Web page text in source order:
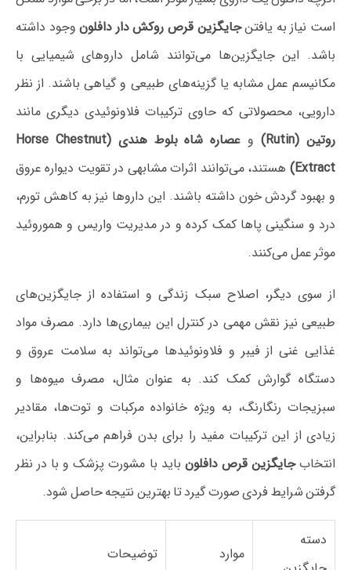
است نیاز به یافتنجایگزین قرص روکش دار دافلونوجود داشته
باشد. این جایگزین‌ها می‌توانند شامل داروهای شیمیایی با
مکانیسم عمل مشابه یا گزینه‌های طبیعی و گیاهی باشند. از نظر
دارویی، محصولاتی که حاوی ترکیبات فلاونوئیدی دیگری مانند
روتین (Rutin)
و
عصاره شاه بلوط هندی (Horse Chestnut
Extract) هستند، می‌توانند اثرات مشابهی در تقویت دیواره عروق
و بهبود گردش خون داشته باشند. این داروها نیز به کاهش تورم،
درد و سنگینی پاها کمک کرده و در مدیریت واریس و هموروئید
موثر عمل می‌کنند.
از سوی دیگر، اصلاح سبک زندگی و استفاده از جایگزین‌های
طبیعی نیز نقش مهمی در کنترل این بیماری‌ها دارد. مصرف مواد
غذایی غنی از فیبر و فلاونوئیدها می‌تواند به سلامت عروق و
دستگاه گوارش کمک کند. به عنوان مثال، مصرف میوه‌ها و
سبزیجات رنگارنگ، به ویژه خانواده مرکبات و توت‌ها، مقادیر
زیادی از این ترکیبات مفید را برای بدن فراهم می‌کند. بنابراین،
انتخابجایگزین قرص دافلون باید با مشورت پزشک و با در نظر
گرفتن شرایط فردی صورت گیرد تا بهترین نتیجه حاصل شود.
دسته
موارد توضیحات